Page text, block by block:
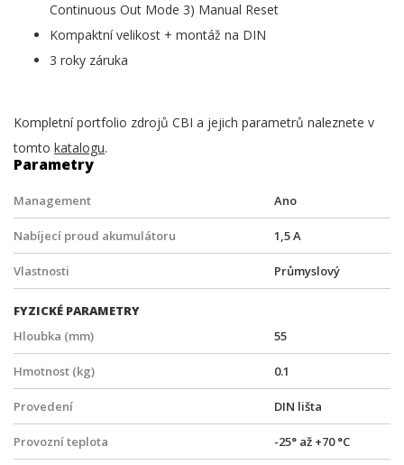
Continuous Out Mode 3) Manual Reset
Kompaktní velikost + montáž na DIN
3 roky záruka
Kompletní portfolio zdrojů CBI a jejich parametrů naleznete v
tomto katalogu.
Parametry
Management Ano
Nabíjecí proud akumulátoru 1,5 A
Vlastnosti Průmyslový
FYZICKÉ PARAMETRY
Hloubka (mm)
55
Hmotnost (kg) 0.1
Provedení DIN lišta
Provozní teplota -25° až +70 °C